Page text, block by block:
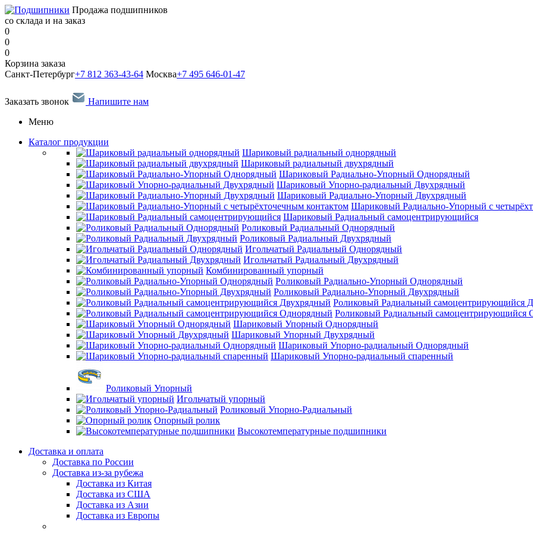
Продажа подшипников
со склада и на заказ
0
0
0
Корзина заказа
Санкт-Петербург+7 812 363-43-64 Москва+7 495 646-01-47
Заказать звонок
Напишите нам
Меню
Каталог продукции
Шариковый радиальный однорядный
Шариковый радиальный двухрядный
Шариковый Радиально-Упорный Однорядный
Шариковый Упорно-радиальный Двухрядный
Шариковый Радиально-Упорный Двухрядный
Шариковый Радиально-Упорный с
Шариковый Радиальный самоцентрирующийся
Роликовый Радиальный Однорядный
Роликовый Радиальный Двухрядный
Игольчатый Радиальный Однорядный
Игольчатый Радиальный Двухрядный
Комбинированный упорный
Роликовый Радиально-Упорный Однорядный
Роликовый Радиально-Упорный Двухрядный
Роликовый Радиальный самоцентрирующийся
Роликовый Радиальный самоцентрирующийся
Шариковый Упорный Однорядный
Шариковый Упорный Двухрядный
Шариковый Упорно-радиальный Однорядный
Шариковый Упорно-радиальный спаренный
Роликовый Упорный
Игольчатый упорный
Роликовый Упорно-Радиальный
Опорный ролик
Высокотемпературные подшипники
Доставка и оплата
Доставка по России
Доставка из-за рубежа
Доставка из Китая
Доставка из США
Доставка из Азии
Доставка из Европы